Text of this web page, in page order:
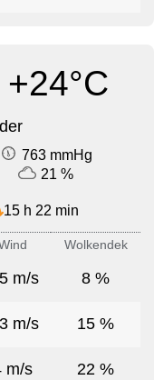
+24°C
763 mmHg
21 %
15 h 22 min
Wolkendek
m/s 8 %
m/s 15 %
m/s 22 %